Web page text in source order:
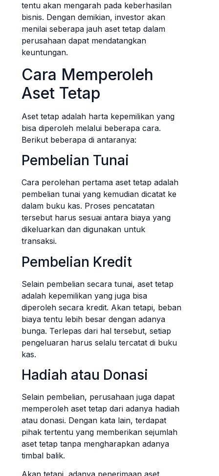
tentu akan mengarah pada keberhasilan
bisnis. Dengan demikian, investor akan
menilai seberapa jauh aset tetap dalam
perusahaan dapat mendatangkan
keuntungan.
Cara Memperoleh
Aset Tetap
Aset tetap adalah harta kepemilikan yang
bisa diperoleh melalui beberapa cara.
Berikut beberapa di antaranya:
Pembelian Tunai
Cara perolehan pertama aset tetap adalah
pembelian tunai yang kemudian dicatat ke
dalam buku kas. Proses pencatatan
tersebut harus sesuai antara biaya yang
dikeluarkan dan digunakan untuk
transaksi.
Pembelian Kredit
Selain pembelian secara tunai, aset tetap
adalah kepemilikan yang juga bisa
diperoleh secara kredit. Akan tetapi, beban
biaya tentu lebih besar dengan adanya
bunga. Terlepas dari hal tersebut, setiap
pengeluaran harus selalu tercatat di buku
kas.
Hadiah atau Donasi
Selain pembelian, perusahaan juga dapat
memperoleh aset tetap dari adanya hadiah
atau donasi. Dengan kata lain, terdapat
pihak tertentu yang memberikan sejumlah
aset tetap tanpa mengharapkan adanya
timbal balik.